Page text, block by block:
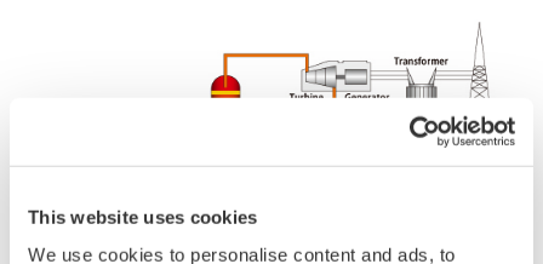
This website uses cookies
We use cookies to personalise content and ads, to